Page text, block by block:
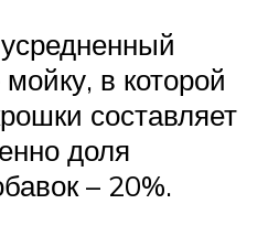
в которой
составляет
доля
– 20%.